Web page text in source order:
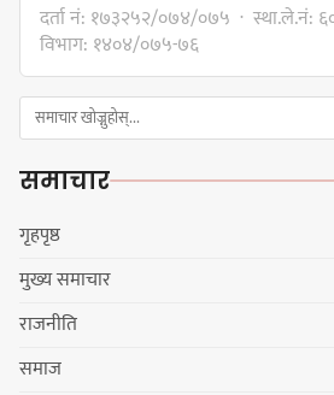
चाम्लिङको
दर्ता नं: १७३२५२/०७४/०७५ · स्था.ले.नं:
विभाग: १४०४/०७५-७६
समाचार
गृहपृष्ठ
मुख्य समाचार
राजनीति
समाज